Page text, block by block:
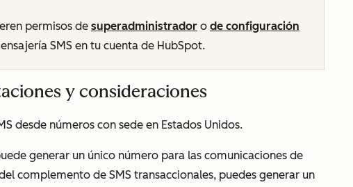
permisos de superadministrador o de configuración
SMS en tu cuenta de HubSpot.
y consideraciones
desde números con sede en Estados Unidos.
generar un único número para las comunicaciones de
complemento de SMS transaccionales, puedes generar un